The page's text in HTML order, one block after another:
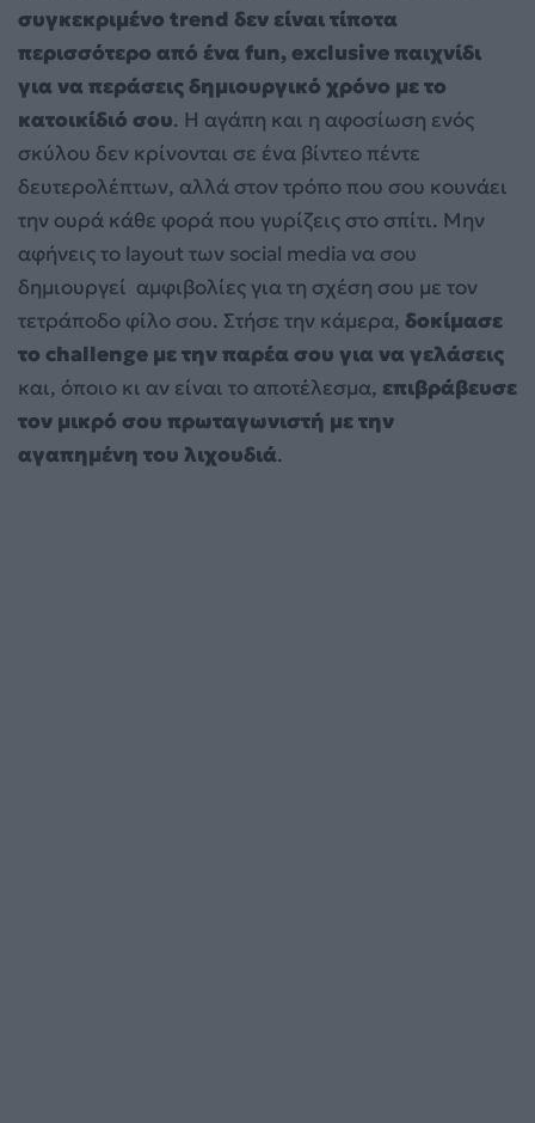
συγκεκριμένο trend δεν είναι τίποτα
περισσότερο από ένα fun, exclusive παιχνίδι
για να περάσεις δημιουργικό χρόνο με το
κατοικίδιό σου. Η αγάπη και η αφοσίωση ενός
σκύλου δεν κρίνονται σε ένα βίντεο πέντε
δευτερολέπτων, αλλά στον τρόπο που σου κουνάει
την ουρά κάθε φορά που γυρίζεις στο σπίτι. Μην
αφήνεις το layout των social media να σου
δημιουργεί αμφιβολίες για τη σχέση σου με τον
τετράποδο φίλο σου. Στήσε την κάμερα, δοκίμασε
το challenge με την παρέα σου για να γελάσεις
και, όποιο κι αν είναι το αποτέλεσμα, επιβράβευσε
τον μικρό σου πρωταγωνιστή με την
αγαπημένη του λιχουδιά.